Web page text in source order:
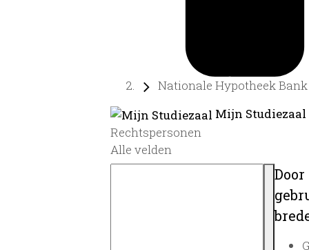
Nationale Hypotheek Bank
Mijn
Rechtspersonen
Alle velden